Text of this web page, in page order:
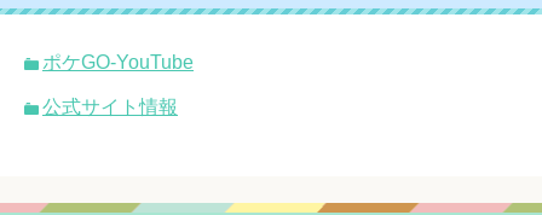
ポケGO-YouTube
公式サイト情報